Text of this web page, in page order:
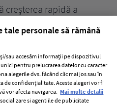
creșterea rapidă a
tale personale să rămână
sau accesăm informații pe dispozitivul
pentru prelucrarea datelor cu caracter
alegerile dvs. făcând clic mai jos sau în
de confidențialitate. Aceste alegeri vor fi
vor afecta navigarea. Mai multe detalii
si agentiile de publicitate